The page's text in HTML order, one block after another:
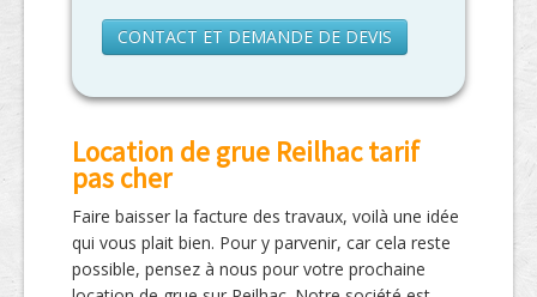
CONTACT ET DEMANDE DE DEVIS
Location de grue Reilhac tarif
pas cher
Faire baisser la facture des travaux, voilà une idée
qui vous plait bien. Pour y parvenir, car cela reste
possible, pensez à nous pour votre prochaine